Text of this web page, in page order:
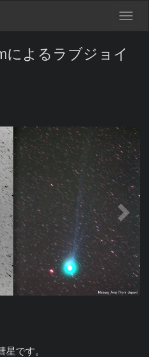
によるラブジョイ
です。